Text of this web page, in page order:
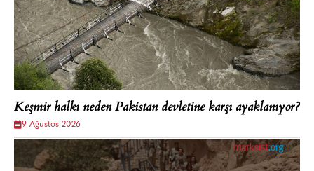
Keşmir halkı neden Pakistan devletine karşı ayaklanıyor?
9 Ağustos 2026